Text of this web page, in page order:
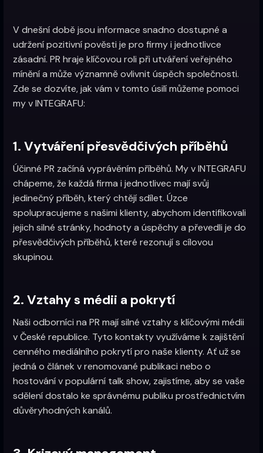
V dnešní době jsou informace snadno dostupné a
udržení pozitivní pověsti je pro firmy i jednotlivce
zásadní. PR hraje klíčovou roli při utváření veřejného
mínění a může významně ovlivnit úspěch společnosti.
Zde se dozvíte, jak vám v tomto úsilí můžeme pomoci
my v INTEGRAFU:
1. Vytváření přesvědčivých příběhů
Účinné PR začíná vyprávěním příběhů. My v INTEGRAFU
chápeme, že každá firma i jednotlivec mají svůj
jedinečný příběh, který chtějí sdílet. Úzce
spolupracujeme s našimi klienty, abychom identifikovali
jejich silné stránky, hodnoty a úspěchy a převedli je do
přesvědčivých příběhů, které rezonují s cílovou
skupinou.
2. Vztahy s médii a pokrytí
Naši odborníci na PR mají silné vztahy s klíčovými médii
v České republice. Tyto kontakty využíváme k zajištění
cenného mediálního pokrytí pro naše klienty. Ať už se
jedná o článek v renomované publikaci nebo o
hostování v populární talk show, zajistíme, aby se vaše
sdělení dostalo ke správnému publiku prostřednictvím
důvěryhodných kanálů.